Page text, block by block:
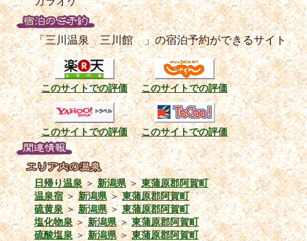
「三川温泉 三川館 」の宿泊予約ができるサイト
このサイトでの評価 このサイトでの評価
このサイトでの評価 このサイトでの評価
日帰り温泉＞新潟県＞東蒲原郡阿賀町
温泉宿＞新潟県＞東蒲原郡阿賀町
硫黄泉＞新潟県＞東蒲原郡阿賀町
塩化物泉＞新潟県＞東蒲原郡阿賀町
硫酸塩泉＞新潟県＞東蒲原郡阿賀町